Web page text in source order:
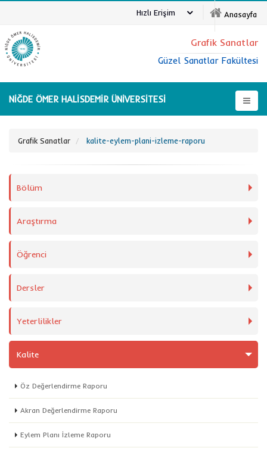
Anasayfa
Hızlı Erişim
NİĞDE ÖMER HALİSDEMİR ÜNİVERSİTESİ
Grafik Sanatlar
Güzel Sanatlar Fakültesi
Grafik Sanatlar kalite-eylem-plani-izleme-raporu
Bölüm
Araştırma
Öğrenci
Dersler
Yeterlilikler
Kalite
Öz Değerlendirme Raporu
Akran Değerlendirme Raporu
Eylem Planı İzleme Raporu